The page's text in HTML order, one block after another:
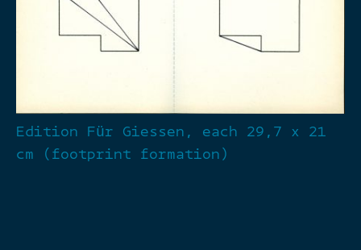
Edition Für Giessen, each 29,7 x 21
cm (footprint formation)